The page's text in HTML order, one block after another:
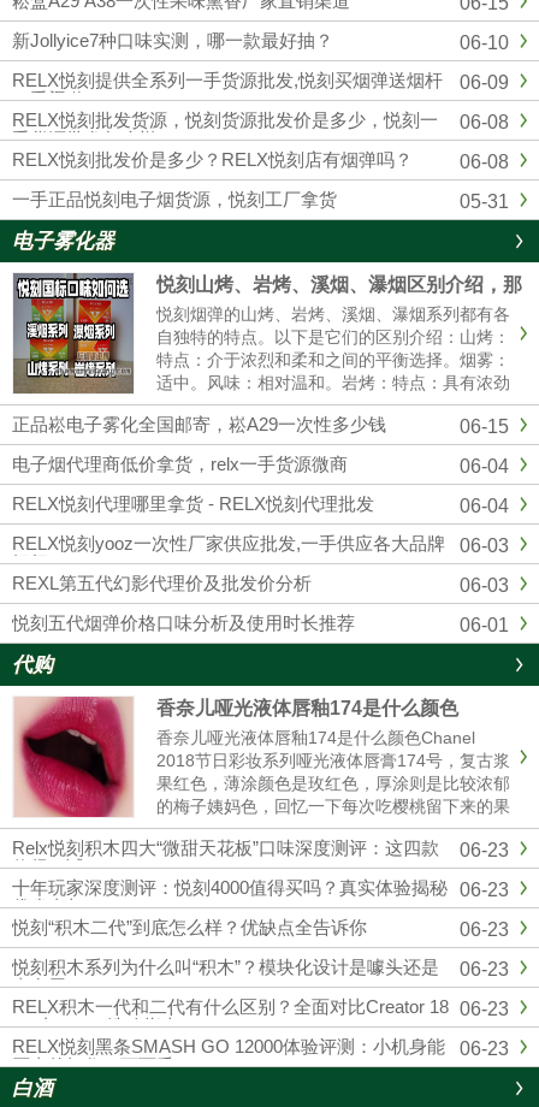
四五代杆蛋，另外各大品牌，通配，一次性均
有，品质市面上顶级的，可以代发，零售，批
发，全国包邮...
06-10
新Jollyice7种口味实测，哪一款最好抽？
06-09
RELX悦刻提供全系列一手货源批发,悦刻买烟弹送烟杆
一手渠道
06-08
RELX悦刻批发货源，悦刻货源批发价是多少，悦刻一
手货源批发怎么样？
06-08
RELX悦刻批发价是多少？RELX悦刻店有烟弹吗？
05-31
一手正品悦刻电子烟货源，悦刻工厂拿货
电子雾化器
悦刻山烤、岩烤、溪烟、瀑烟区别介绍，那
个口感好?
悦刻烟弹的山烤、岩烤、溪烟、瀑烟系列都有各
自独特的特点。以下是它们的区别介绍：山烤：
特点：介于浓烈和柔和之间的平衡选择。烟雾：
适中。风味：相对温和。岩烤：特点：具有浓劲
的中式风味。烟雾：可能会有更大的烟雾。体
验：强烈的一氧化碳满足感。溪烟：特点：提供
清爽的清香体验。烟雾：较薄。体......
06-15
正品崧电子雾化全国邮寄，崧A29一次性多少钱
06-04
电子烟代理商低价拿货，relx一手货源微商
06-04
RELX悦刻代理哪里拿货 - RELX悦刻代理批发
06-03
RELX悦刻yooz一次性厂家供应批发,一手供应各大品牌
烟杆
06-03
REXL第五代幻影代理价及批发价分析
06-01
悦刻五代烟弹价格口味分析及使用时长推荐
代购
香奈儿哑光液体唇釉174是什么颜色
香奈儿哑光液体唇釉174是什么颜色Chanel
2018节日彩妆系列哑光液体唇膏174号，复古浆
果红色，薄涂颜色是玫红色，厚涂则是比较浓郁
的梅子姨妈色，回忆一下每次吃樱桃留下来的果
汁的颜色，就和那个特别相近，秋冬季节重口星
人的最爱，和纪梵希315有些许的相似。黄皮也
是完全可以驾......
06-23
Relx悦刻积木四大“微甜天花板”口味深度测评：这四款
值得一试
06-23
十年玩家深度测评：悦刻4000值得买吗？真实体验揭秘
优劣真相
06-23
悦刻“积木二代”到底怎么样？优缺点全告诉你
06-23
悦刻积木系列为什么叫“积木”？模块化设计是噱头还是
真有用？
06-23
RELX积木一代和二代有什么区别？全面对比Creator 18
000与22000选购指南
06-23
RELX悦刻黑条SMASH GO 12000体验评测：小机身能
否真的扛住一万两千口？
白酒